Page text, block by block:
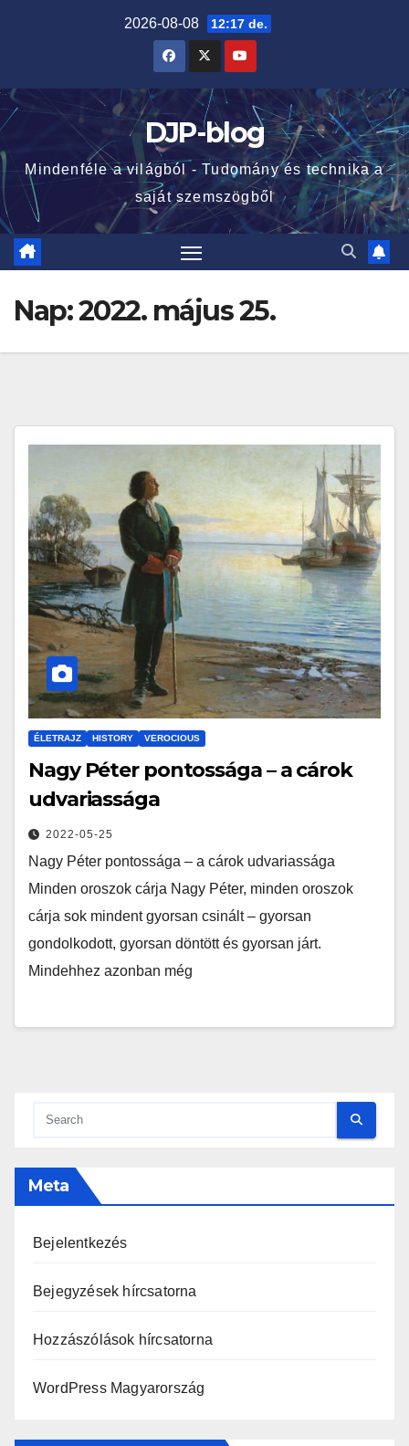
2026-08-08 12:17 de.
DJP-blog
Mindenféle a világból - Tudomány és technika a
saját szemszögből
Nap:2022. május 25.
ÉLETRAJZ HISTORY VEROCIOUS
Nagy Péter pontossága – a cárok
udvariassága
2022-05-25
Nagy Péter pontossága – a cárok udvariassága
Minden oroszok cárja Nagy Péter, minden oroszok
cárja sok mindent gyorsan csinált – gyorsan
gondolkodott, gyorsan döntött és gyorsan járt.
Mindehhez azonban még
Meta
Bejelentkezés
Bejegyzések hírcsatorna
Hozzászólások hírcsatorna
WordPress Magyarország